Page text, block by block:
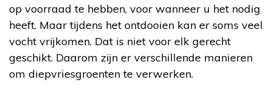
op voorraad te hebben, voor wanneer u het nodig
heeft. Maar tijdens het ontdooien kan er soms veel
vocht vrijkomen. Dat is niet voor elk gerecht
geschikt. Daarom zijn er verschillende manieren
om diepvriesgroenten te verwerken.